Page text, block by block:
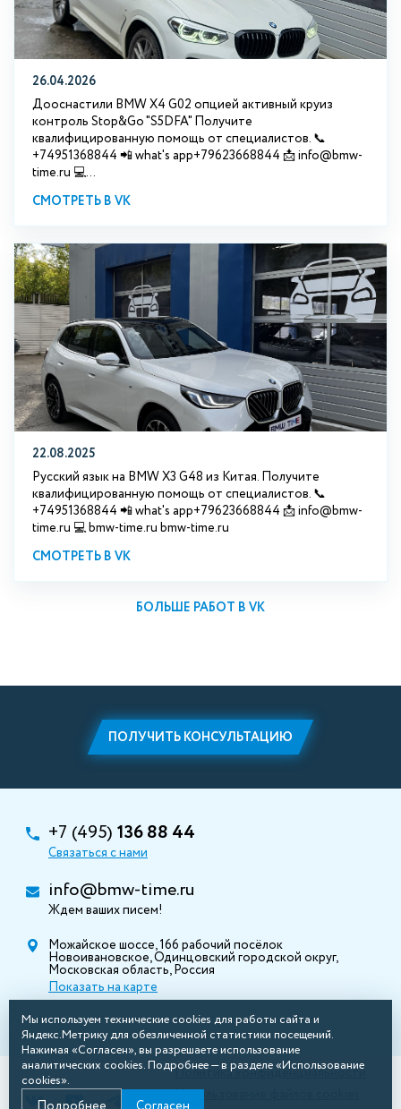
26.04.2026
Дооснастили BMW X4 G02 опцией активный круиз
контроль Stop&Go "S5DFA" Получите
квалифицированную помощь от специалистов. 📞
+74951368844 📲 what's app+79623668844 📩 info@bmw-
time.ru 💻...
СМОТРЕТЬ В VK
22.08.2025
Русский язык на BMW X3 G48 из Китая. Получите
квалифицированную помощь от специалистов. 📞
+74951368844 📲 what's app+79623668844 📩 info@bmw-
time.ru 💻 bmw-time.ru bmw-time.ru
СМОТРЕТЬ В VK
БОЛЬШЕ РАБОТ В VK
ПОЛУЧИТЬ КОНСУЛЬТАЦИЮ
+7 (495) 136 88 44
Связаться с нами
info@bmw-time.ru
Ждем ваших писем!
Можайское шоссе, 166 рабочий посёлок
Новоивановское, Одинцовский городской округ,
Московская область, Россия
Показать на карте
Политика конфиденциальности
Использование файлов cookies
Мы используем технические cookies для работы сайта и
Яндекс.Метрику для обезличенной статистики посещений.
Нажимая «Согласен», вы разрешаете использование
аналитических cookies. Подробнее — в разделе «Использование
cookies».